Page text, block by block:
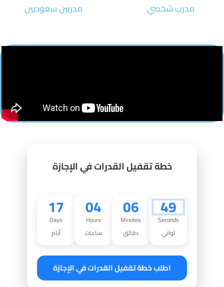
مدرب شخصي مدربين سعوديين
خطة تقفيل القدرات في الإجازة
17
Days
أيام
04
Hours
ساعات
06
Minutes
دقائق
48
Seconds
ثواني
اطلب خطة تقفيل القدرات في الإجازة